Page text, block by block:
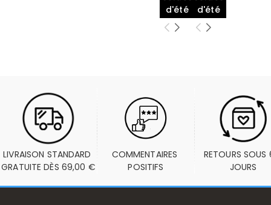
d'été
d'été
LIVRAISON STANDARD
GRATUITE DÈS 69,00 €
COMMENTAIRES
POSITIFS
RETOURS SOUS
JOURS